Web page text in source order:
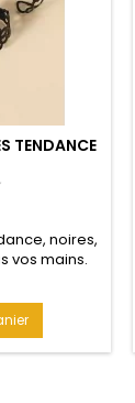
TENDANCE
noires,
vos mains.
de
main
Couleur :